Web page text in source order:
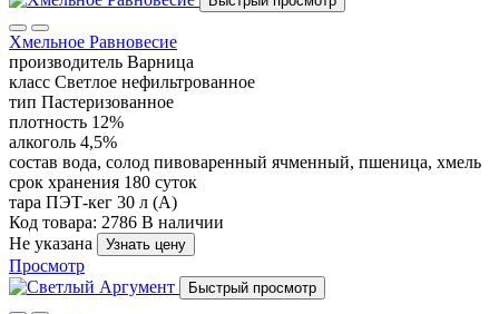
Хмельное Равновесие
производитель Варница
класс Светлое нефильтрованное
тип Пастеризованное
плотность 12%
алкоголь 4,5%
состав вода, солод пивоваренный ячменный, пшеница, хмель
срок хранения 180 суток
тара ПЭТ-кег 30 л (А)
Код товара: 2786 В наличии
Не указана
Узнать цену
Просмотр
Быстрый просмотр